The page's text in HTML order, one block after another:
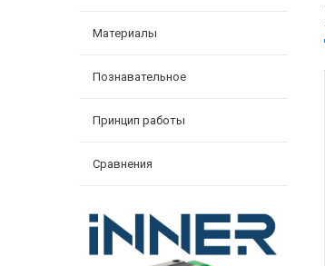
Материалы
Познавательное
Принцип работы
Сравнения